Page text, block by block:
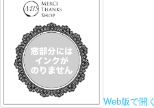
Web版で開く